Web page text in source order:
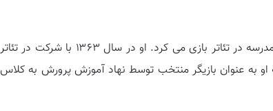
عاطفه رضوی از همان بچگی به بازیگری علاقه داشت و در مدرسه در تئاتر بازی می کرد. او در سال ۱۳۶۳ با شرکت در تئاتر
او به عنوان بازیگر منتخب توسط نهاد آموزش پرورش به کلاس